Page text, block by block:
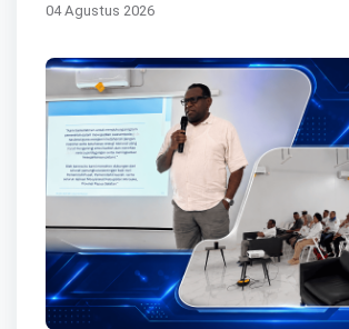
04 Agustus 2026